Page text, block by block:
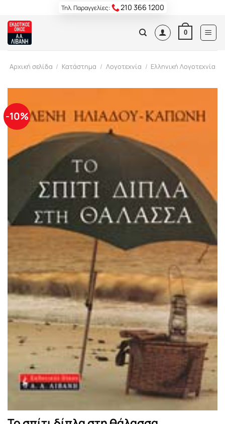
content
Τηλ. Παραγγελίες: 210 366 1200
0
Αρχική σελίδα / Κατάστημα / Λογοτεχνία / Ελληνική Λογοτεχνία
-10%